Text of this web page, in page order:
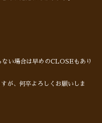
い場合は早めのCLOSEもあり
が、何卒よろしくお願いしま